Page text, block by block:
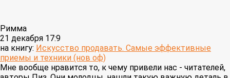
Римма
21 декабря 17:9
на книгу: Искусство продавать. Самые эффективные
приемы и техники (нов оф)
Мне вообще нравится то, к чему привели нас - читателей,